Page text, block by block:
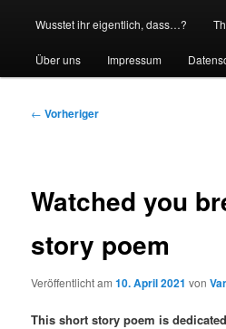
Wusstet ihr eigentlich, dass…?
Über uns Impressum
Beitragsnavigation
← Vorheriger
Watched you
story poem
Veröffentlicht am10. April 2021 von
This short story poem is